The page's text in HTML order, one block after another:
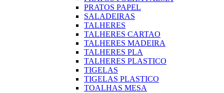
PRATOS PAPEL
SALADEIRAS
TALHERES
TALHERES CARTAO
TALHERES MADEIRA
TALHERES PLA
TALHERES PLASTICO
TIGELAS
TIGELAS PLASTICO
TOALHAS MESA